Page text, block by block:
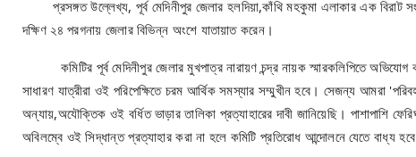
প্রসঙ্গত উল্লেখ্য, পূর্ব মেদিনীপুর জেলার হলদিয়া,কাঁথি মহকুমা এলাকার এক বিরাট
দক্ষিণ ২৪ পরগনায় জেলার বিভিন্ন অংশে যাতায়াত করেন।
কমিটির পূর্ব মেদিনীপুর জেলার মুখপাত্র নারায়ণ চন্দ্র নায়ক স্মারকলিপিতে অভিযোগ
সাধারণ যাত্রীরা ওই পরিপেক্ষিতে চরম আর্থিক সমস্যার সম্মুখীন হবে। সেজন্য আমরা
অন্যায়,অযৌক্তিক ওই বর্ধিত ভাড়ার তালিকা প্রত্যাহারের দাবী জানিয়েছি। পাশাপাশি
অবিলম্বে ওই সিদ্ধান্ত প্রত্যাহার করা না হলে কমিটি প্রতিরোধ আন্দোলনে যেতে বাধ্য